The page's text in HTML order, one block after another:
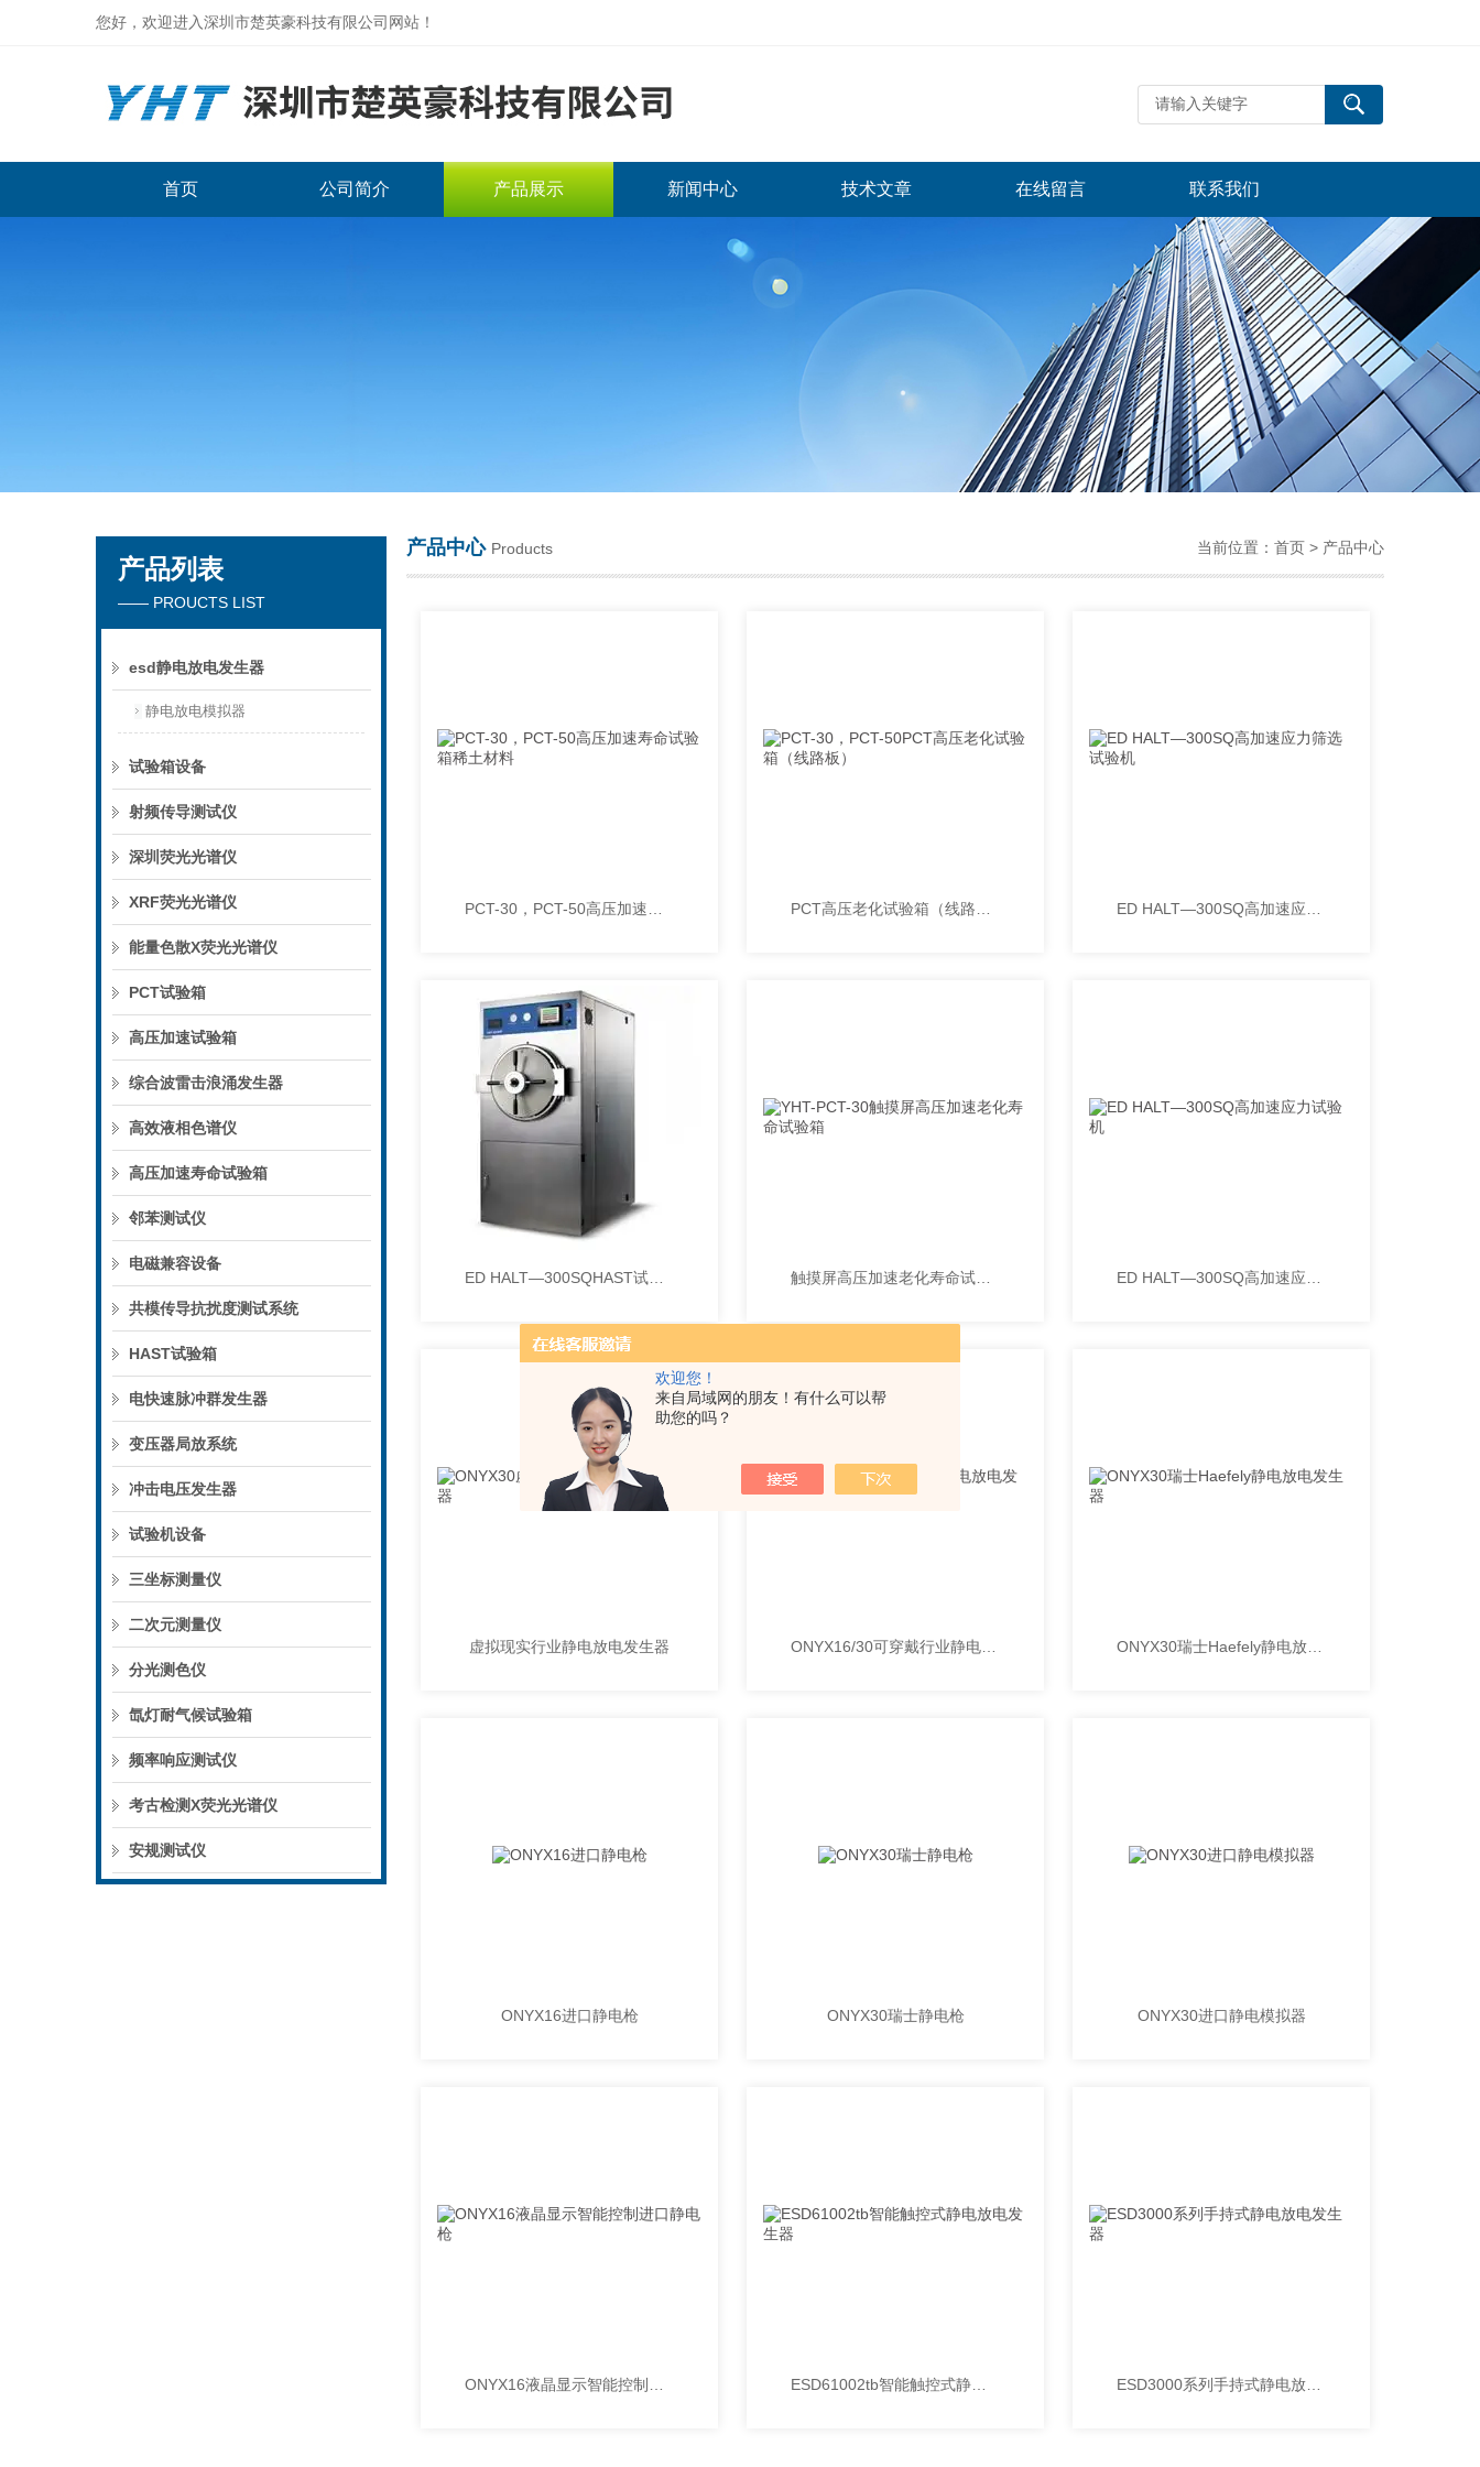
欢迎您！
来自局域网的朋友！有什么可以帮
助您的吗？
您好，欢迎进入深圳市楚英豪科技有限公司网站！
深圳市楚英豪科技有限公司
首页 公司简介 产品展示 新闻中心 技术文章 在线留言 联系我们
产品列表
—— PROUCTS LIST
esd静电放电发生器
静电放电模拟器
试验箱设备
射频传导测试仪
深圳荧光光谱仪
XRF荧光光谱仪
能量色散X荧光光谱仪
PCT试验箱
高压加速试验箱
综合波雷击浪涌发生器
高效液相色谱仪
高压加速寿命试验箱
邻苯测试仪
电磁兼容设备
共模传导抗扰度测试系统
HAST试验箱
电快速脉冲群发生器
变压器局放系统
冲击电压发生器
试验机设备
三坐标测量仪
二次元测量仪
分光测色仪
氙灯耐气候试验箱
频率响应测试仪
考古检测X荧光光谱仪
安规测试仪
产品中心 Products 当前位置： 首页 > 产品中心
虚拟现实行业静电放电发生器
ONYX16进口静电枪 ONYX30瑞士静电枪 ONYX30进口静电模拟器